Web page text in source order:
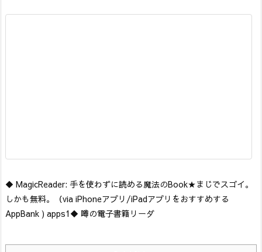
◆ MagicReader: 手を使わずに読める魔法のBook★まじでスゴイ。
しかも無料。
（via iPhoneアプリ/iPadアプリをおすすめする
AppBank ) apps1 ◆ 噂の電子書籍リーダ